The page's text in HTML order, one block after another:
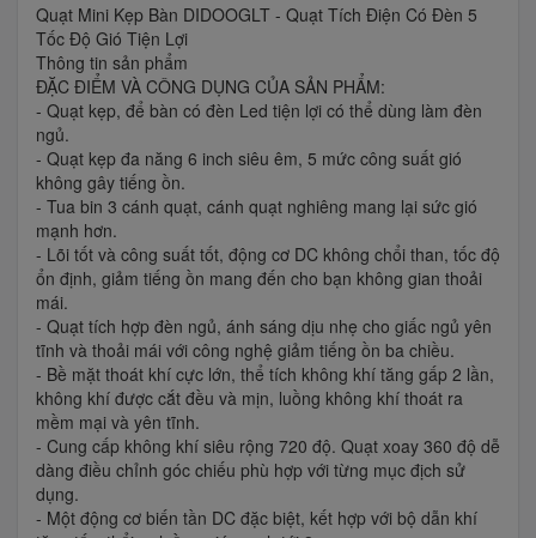
Quạt Mini Kẹp Bàn DIDOOGLT - Quạt Tích Điện Có Đèn 5
Tốc Độ Gió Tiện Lợi
Thông tin sản phẩm
ĐẶC ĐIỂM VÀ CÔNG DỤNG CỦA SẢN PHẨM:
- Quạt kẹp, để bàn có đèn Led tiện lợi có thể dùng làm đèn
ngủ.
- Quạt kẹp đa năng 6 inch siêu êm, 5 mức công suất gió
không gây tiếng ồn.
- Tua bin 3 cánh quạt, cánh quạt nghiêng mang lại sức gió
mạnh hơn.
- Lõi tốt và công suất tốt, động cơ DC không chổi than, tốc độ
ổn định, giảm tiếng ồn mang đến cho bạn không gian thoải
mái.
- Quạt tích hợp đèn ngủ, ánh sáng dịu nhẹ cho giấc ngủ yên
tĩnh và thoải mái với công nghệ giảm tiếng ồn ba chiều.
- Bề mặt thoát khí cực lớn, thể tích không khí tăng gấp 2 lần,
không khí được cắt đều và mịn, luồng không khí thoát ra
mềm mại và yên tĩnh.
- Cung cấp không khí siêu rộng 720 độ. Quạt xoay 360 độ dễ
dàng điều chỉnh góc chiếu phù hợp với từng mục địch sử
dụng.
- Một động cơ biến tần DC đặc biệt, kết hợp với bộ dẫn khí